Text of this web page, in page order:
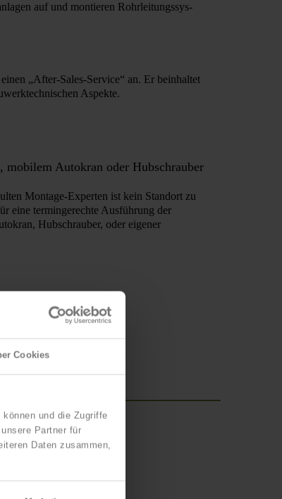
Cookies
und die Zugriffe
Partner für
Daten zusammen,
auf und montieren Rohr­leit­ungs­sys­
„After-Sales-Service“ an. Er beinhaltet
Aspekte.
mobilem Autokran oder Hubschrauber
Montage-Experten ist kein Standort zu
eine termingerechte Ausführung der
Hubschrauber, oder eigener